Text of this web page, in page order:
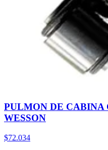
PULMON DE CABINA
WESSON
$72.034